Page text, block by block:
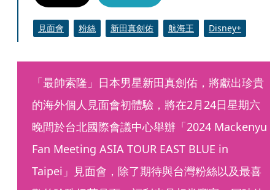
見面會 粉絲 新田真劍佑 航海王 Disney+
「最帥索隆」日本男星新田真劍佑，將獻出珍貴
的海外個人見面會初體驗，將在2月24日星期六
晚間於台北國際會議中心舉辦「2024 Mackenyu
Fan Meeting ASIA TOUR EAST BLUE in
Taipei」見面會，除了期待與台灣粉絲以及最喜